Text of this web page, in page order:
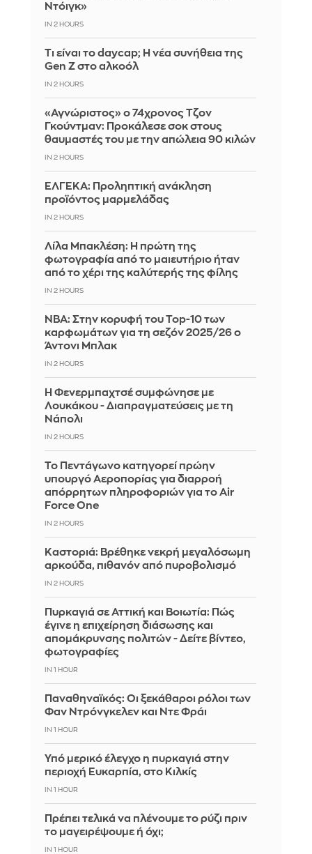
Ντόιγκ»
IN 2 HOURS
Τι είναι το daycap; Η νέα συνήθεια της
Gen Z στο αλκοόλ
IN 2 HOURS
«Αγνώριστος» ο 74χρονος Τζον
Γκούντμαν: Προκάλεσε σοκ στους
θαυμαστές του με την απώλεια 90 κιλών
IN 2 HOURS
ΕΛΓΕΚΑ: Προληπτική ανάκληση
προϊόντος μαρμελάδας
IN 2 HOURS
Λίλα Μπακλέση: Η πρώτη της
φωτογραφία από το μαιευτήριο ήταν
από το χέρι της καλύτερής της φίλης
IN 2 HOURS
ΝΒΑ: Στην κορυφή του Top-10 των
καρφωμάτων για τη σεζόν 2025/26 ο
Άντονι Μπλακ
IN 2 HOURS
Η Φενερμπαχτσέ συμφώνησε με
Λουκάκου - Διαπραγματεύσεις με τη
Νάπολι
IN 2 HOURS
Το Πεντάγωνο κατηγορεί πρώην
υπουργό Αεροπορίας για διαρροή
απόρρητων πληροφοριών για το Air
Force One
IN 2 HOURS
Καστοριά: Βρέθηκε νεκρή μεγαλόσωμη
αρκούδα, πιθανόν από πυροβολισμό
IN 2 HOURS
Πυρκαγιά σε Αττική και Βοιωτία: Πώς
έγινε η επιχείρηση διάσωσης και
απομάκρυνσης πολιτών - Δείτε βίντεο,
φωτογραφίες
IN 1 HOUR
Παναθηναϊκός: Οι ξεκάθαροι ρόλοι των
Φαν Ντρόνγκελεν και Ντε Φράι
IN 1 HOUR
Υπό μερικό έλεγχο η πυρκαγιά στην
περιοχή Ευκαρπία, στο Κιλκίς
IN 1 HOUR
Πρέπει τελικά να πλένουμε το ρύζι πριν
το μαγειρέψουμε ή όχι;
IN 1 HOUR